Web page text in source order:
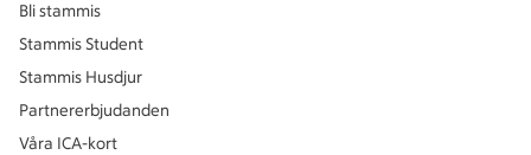
Bli stammis
Stammis Student
Stammis Husdjur
Partnererbjudanden
Våra ICA-kort